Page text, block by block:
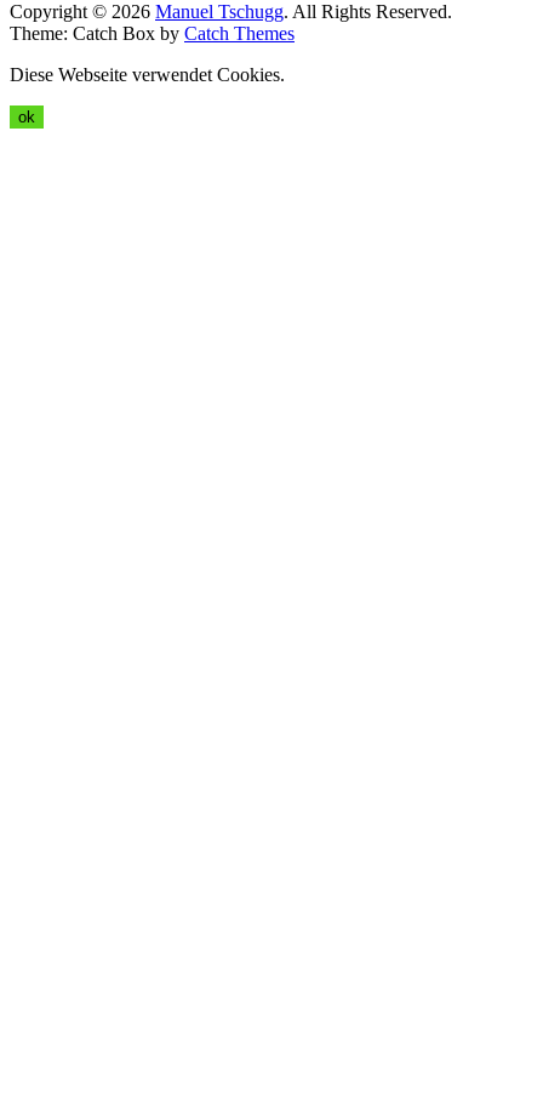
Copyright © 2026 Manuel Tschugg. All Rights Reserved.
Theme: Catch Box by Catch Themes
Diese Webseite verwendet Cookies.